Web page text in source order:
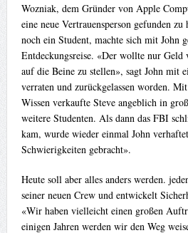
Wozniak, dem Gründer von Apple
eine neue Vertrauensperson gefunden
noch ein Student, machte sich mit John
Entdeckungsreise. «Der wollte nur Geld
auf die Beine zu stellen», sagt John mit
verraten und zurückgelassen worden.
Wissen verkaufte Steve angeblich in
weitere Studenten. Als dann das FBI
kam, wurde wieder einmal John
Schwierigkeiten gebracht».
Heute soll aber alles anders werden.
seiner neuen Crew und entwickelt
«Wir haben vielleicht einen großen
einigen Jahren werden wir den Weg